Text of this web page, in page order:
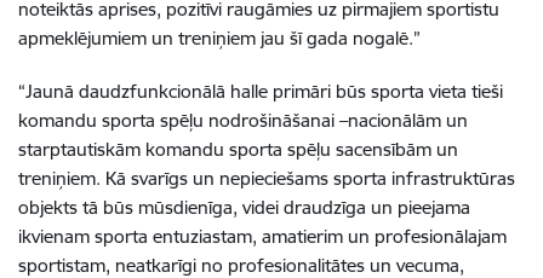
noteiktās aprises, pozitīvi raugāmies uz pirmajiem sportistu
apmeklējumiem un treniņiem jau šī gada nogalē.”
“Jaunā daudzfunkcionālā halle primāri būs sporta vieta tieši
komandu sporta spēļu nodrošināšanai –nacionālām un
starptautiskām komandu sporta spēļu sacensībām un
treniņiem. Kā svarīgs un nepieciešams sporta infrastruktūras
objekts tā būs mūsdienīga, videi draudzīga un pieejama
ikvienam sporta entuziastam, amatierim un profesionālajam
sportistam, neatkarīgi no profesionalitātes un vecuma,